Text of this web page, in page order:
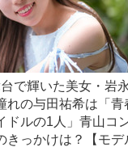
台で輝いた美女・岩
れの与田祐希は「青
ドルの1人」青山コ
きっかけは？【モデ